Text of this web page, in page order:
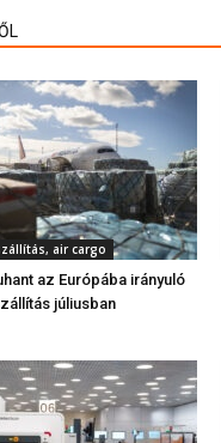
air cargo
az Európába irányuló
júliusban